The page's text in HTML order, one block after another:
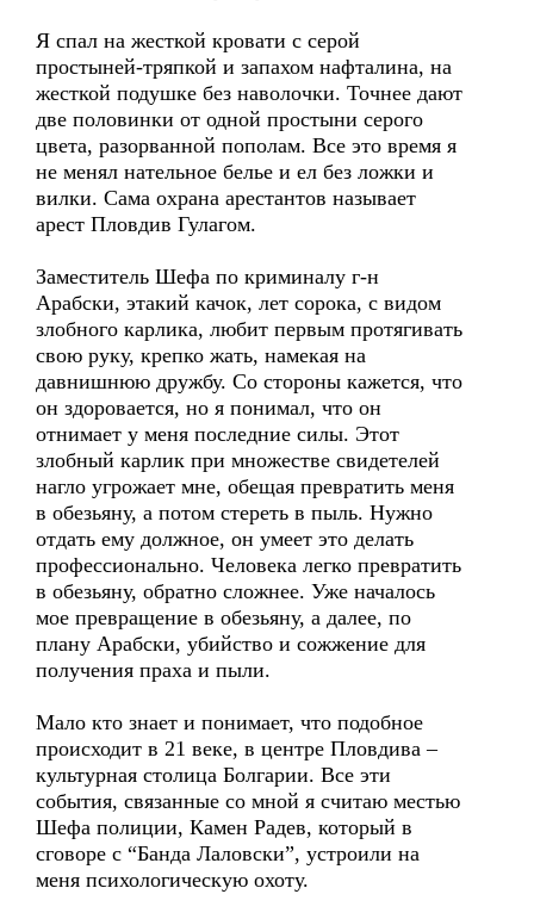
Я спал на жесткой кровати с серой
простыней-тряпкой и запахом нафталина, на
жесткой подушке без наволочки. Точнее дают
две половинки от одной простыни серого
цвета, разорванной пополам. Все это время я
не менял нательное белье и ел без ложки и
вилки. Сама охрана арестантов называет
арест Пловдив Гулагом.
Заместитель Шефа по криминалу г-н
Арабски, этакий качок, лет сорока, с видом
злобного карлика, любит первым протягивать
свою руку, крепко жать, намекая на
давнишнюю дружбу. Со стороны кажется, что
он здоровается, но я понимал, что он
отнимает у меня последние силы. Этот
злобный карлик при множестве свидетелей
нагло угрожает мне, обещая превратить меня
в обезьяну, а потом стереть в пыль. Нужно
отдать ему должное, он умеет это делать
профессионально. Человека легко превратить
в обезьяну, обратно сложнее. Уже началось
мое превращение в обезьяну, а далее, по
плану Арабски, убийство и сожжение для
получения праха и пыли.
Мало кто знает и понимает, что подобное
происходит в 21 веке, в центре Пловдива –
культурная столица Болгарии. Все эти
события, связанные со мной я считаю местью
Шефа полиции, Камен Радев, который в
сговоре с “Банда Лаловски”, устроили на
меня психологическую охоту.